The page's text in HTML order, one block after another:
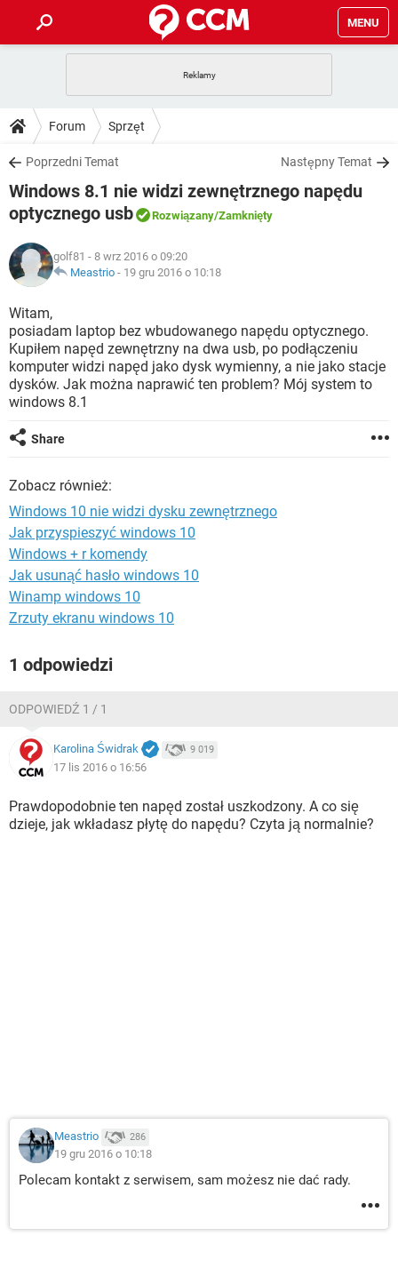
MENU
GRY
SPOTIFY
INSTAGRAM FACEBOOK
WINDOWS 10
PORADY
PlayStation
SPOTIFY
WINDOWS 10
DO POBRANIA
ANDROID TIKTOK
GRY WHATSAPP
IOS
INSTAGRAM
WINDOWS 10
FORUM
GRY WHATSAPP
INSTAGRAM FACEBOOK
WINDOWS 10
ARTYKUŁY
COVID-19
GRY
SPOTIFY NETFLIX
INSTAGRAM FACEBOOK
WINDOWS 10
Forum Sprzęt
Poprzedni Temat Następny Temat
Windows 8.1 nie widzi zewnętrznego napędu
optycznego usb
Rozwiązany/Zamknięty
golf81 - 8 wrz 2016 o 09:20
Meastrio - 19 gru 2016 o 10:18
Witam,
posiadam laptop bez wbudowanego napędu optycznego.
Kupiłem napęd zewnętrzny na dwa usb, po podłączeniu
komputer widzi napęd jako dysk wymienny, a nie jako stacje
dysków. Jak można naprawić ten problem? Mój system to
windows 8.1
Share
Zobacz również:
Windows 10 nie widzi dysku zewnętrznego
Jak przyspieszyć windows 10
Windows + r komendy
Jak usunąć hasło windows 10
Winamp windows 10
Zrzuty ekranu windows 10
1 odpowiedzi
ODPOWIEDŹ 1 / 1
Karolina Świdrak 9 019
17 lis 2016 o 16:56
Prawdopodobnie ten napęd został uszkodzony. A co się
dzieje, jak wkładasz płytę do napędu? Czyta ją normalnie?
Meastrio 286
19 gru 2016 o 10:18
Polecam kontakt z serwisem, sam możesz nie dać rady.